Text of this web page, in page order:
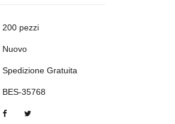
200 pezzi
Nuovo
Spedizione Gratuita
BES-35768